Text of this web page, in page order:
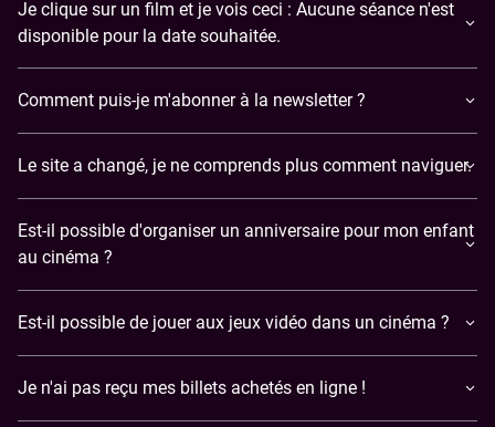
Je clique sur un film et je vois ceci : Aucune séance n'est
disponible pour la date souhaitée.
Comment puis-je m'abonner à la newsletter ?
Le site a changé, je ne comprends plus comment naviguer.
Est-il possible d'organiser un anniversaire pour mon enfant
au cinéma ?
Est-il possible de jouer aux jeux vidéo dans un cinéma ?
​Je n'ai pas reçu mes billets achetés en ligne !